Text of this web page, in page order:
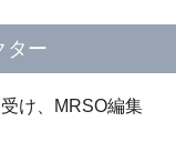
ター
け、MRSO編集